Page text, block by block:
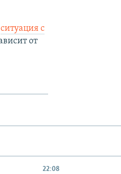
ситуация с
от
22:08